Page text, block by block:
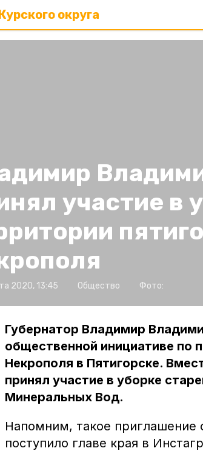
округа
участие в
2020, 13:45 Общество Фото:
Губернатор Владимир
общественной инициативе по
Некрополя в Пятигорске.
принял участие в уборке
Минеральных Вод.
Напомним, такое приглашение
поступило главе края в